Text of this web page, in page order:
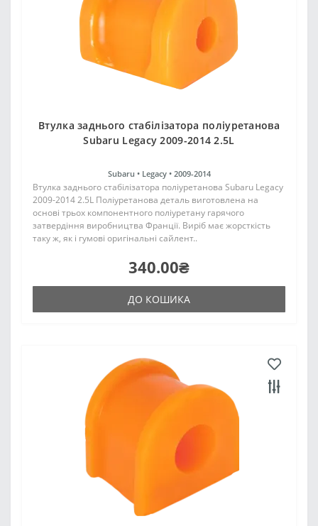
Втулка заднього стабілізатора поліуретанова
Subaru Legacy 2009-2014 2.5L
Subaru • Legacy • 2009-2014
Втулка заднього стабілізатора поліуретанова Subaru Legacy
2009-2014 2.5L Поліуретанова деталь виготовлена на
основі трьох компонентного поліуретану гарячого
затвердіння виробництва Франції. Виріб має жорсткість
таку ж, як і гумові оригінальні сайлент..
340.00₴
ДО КОШИКА